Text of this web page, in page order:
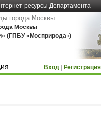
ресурсы Департамента
города Москвы
Москвы
(ГПБУ «Мосприрода»)
Вход Регистрация